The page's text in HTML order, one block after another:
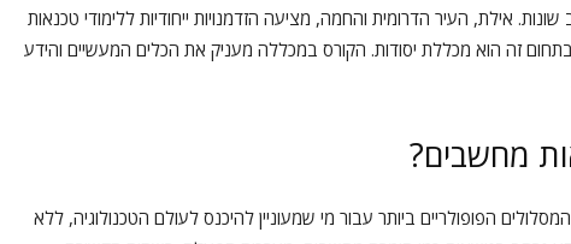
אילת, העיר הדרומית והחמה, מציעה הזדמנויות ייחודיות ללימודי טכנאות
זה הוא מכללת יסודות. הקורס במכללה מעניק את הכלים המעשיים והידע
מחשבים?
הפופולריים ביותר עבור מי שמעוניין להיכנס לעולם הטכנולוגיה, ללא